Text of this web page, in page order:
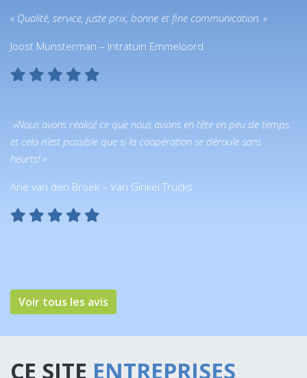
« Qualité, service, juste prix, bonne et fine communication. »
Joost Munsterman – Intratuin Emmeloord
»Nous avons réalisé ce que nous avions en tête en peu de temps
et cela n’est possible que si la coopération se déroule sans
heurts! »
Arie van den Broek – Van Ginkel Trucks
Voir tous les avis
CE SITE ENTREPRISES